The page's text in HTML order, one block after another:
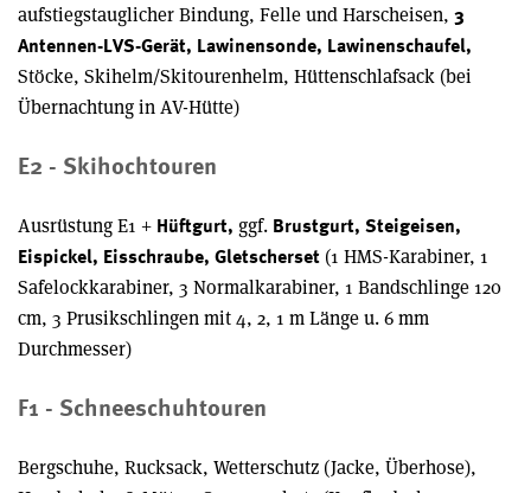
aufstiegstauglicher Bindung, Felle und Harscheisen, 3
Antennen-LVS-Gerät, Lawinensonde, Lawinenschaufel,
Stöcke, Skihelm/Skitourenhelm, Hüttenschlafsack (bei
Übernachtung in AV-Hütte)
E2 - Skihochtouren
Ausrüstung E1 + Hüftgurt, ggf. Brustgurt, Steigeisen,
Eispickel, Eisschraube, Gletscherset (1 HMS-Karabiner, 1
Safelockkarabiner, 3 Normalkarabiner, 1 Bandschlinge 120
cm, 3 Prusikschlingen mit 4, 2, 1 m Länge u. 6 mm
Durchmesser)
F1 - Schneeschuhtouren
Bergschuhe, Rucksack, Wetterschutz (Jacke, Überhose),